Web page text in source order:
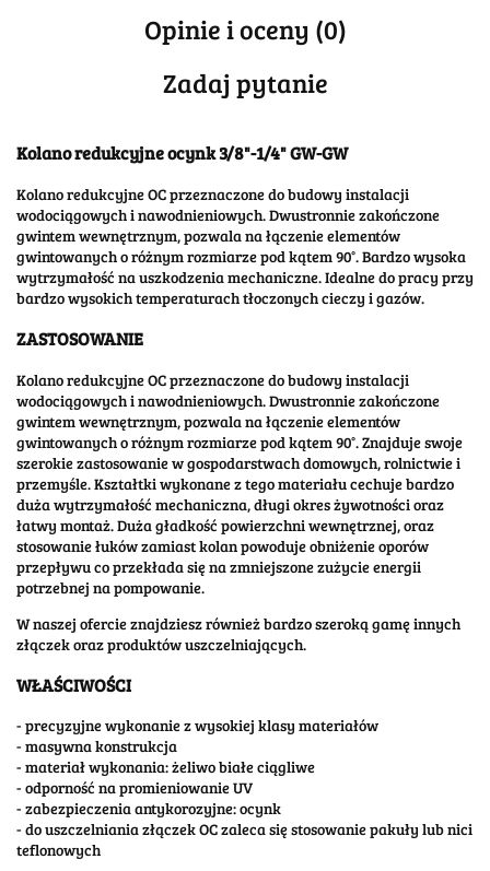
Opinie i oceny (0)
Zadaj pytanie
Kolano redukcyjne ocynk 3/8"-1/4" GW-GW
Kolano redukcyjne OC przeznaczone do budowy instalacji
wodociągowych i nawodnieniowych. Dwustronnie zakończone
gwintem wewnętrznym, pozwala na łączenie elementów
gwintowanych o różnym rozmiarze pod kątem 90°. Bardzo wysoka
wytrzymałość na uszkodzenia mechaniczne. Idealne do pracy przy
bardzo wysokich temperaturach tłoczonych cieczy i gazów.
ZASTOSOWANIE
Kolano redukcyjne OC przeznaczone do budowy instalacji
wodociągowych i nawodnieniowych. Dwustronnie zakończone
gwintem wewnętrznym, pozwala na łączenie elementów
gwintowanych o różnym rozmiarze pod kątem 90°. Znajduje swoje
szerokie zastosowanie w gospodarstwach domowych, rolnictwie i
przemyśle. Kształtki wykonane z tego materiału cechuje bardzo
duża wytrzymałość mechaniczna, długi okres żywotności oraz
łatwy montaż. Duża gładkość powierzchni wewnętrznej, oraz
stosowanie łuków zamiast kolan powoduje obniżenie oporów
przepływu co przekłada się na zmniejszone zużycie energii
potrzebnej na pompowanie.
W naszej ofercie znajdziesz również bardzo szeroką gamę innych
złączek oraz produktów uszczelniających.
WŁAŚCIWOŚCI
- precyzyjne wykonanie z wysokiej klasy materiałów
- masywna konstrukcja
- materiał wykonania: żeliwo białe ciągliwe
- odporność na promieniowanie UV
- zabezpieczenia antykorozyjne: ocynk
- do uszczelniania złączek OC zaleca się stosowanie pakuły lub nici
teflonowych